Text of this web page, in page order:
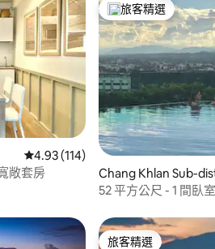
從 114 則評價中獲得 4.93 的平均評
4.93 (114)
敞套房
旅客精選榜首
旅客精選
Chang Khlan Sub-
公寓
52 平方公尺 - 1 間臥
旅客精選